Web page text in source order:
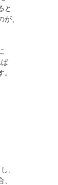
と
、
、